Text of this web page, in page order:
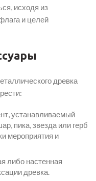
исходя из
и целей
древка
устанавливаемый
пика, звезда или герб
мероприятия и
либо настенная
древка.